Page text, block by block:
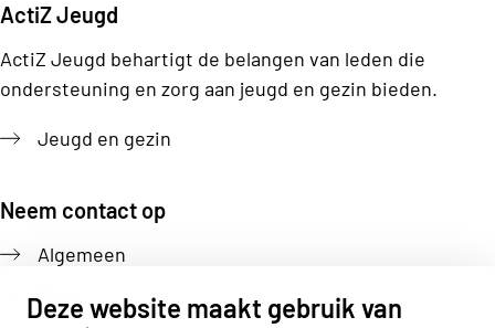
Deze website maakt gebruik van
ActiZ Jeugd
ActiZ Jeugd behartigt de belangen van leden die
ondersteuning en zorg aan jeugd en gezin bieden.
Jeugd en gezin
Neem contact op
Algemeen
Pers